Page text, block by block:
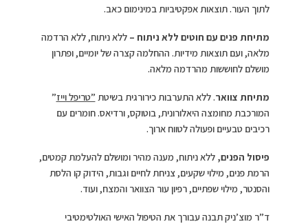
לתוך העור. תוצאות אפקטיביות במינימום כאב.
מתיחת פנים עם חוטים ללא ניתוח –ללא ניתוח, ללא הרדמה
מלאה, ועם תוצאות מידיות. ההחלמה קצרה של יומיים, ופתרון
מושלם לחוששות מהרדמה מלאה.
מתיחת צוואר. ללא התערבות כירורגית בשיטת ”טריפל וייז”
המורכבת מחומצה היאלורונית, בוטוקס, ורדיאס. חומרים עם
רכיבים טבעיים ופעולה לטווח ארוך.
פיסול הפנים,ללא ניתוח, מענה מהיר ומושלם להעלמת קמטים,
הרמת פנים, מילוי שקעים, צניחת לחיים וגבות, הידוק קו הלסת
והסנטר, מילוי שפתיים, רפיון עור הצוואר והמצח, ועוד.
ד”ר מוצ’ניק תבנה עבורך את הטיפול האישי האולטימטיבי